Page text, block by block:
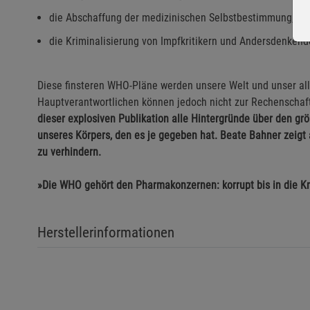
die Abschaffung der medizinischen Selbstbestimmung,
die Kriminalisierung von Impfkritikern und
Diese finsteren WHO-Pläne werden unsere Welt und unser
Hauptverantwortlichen können jedoch nicht zur
dieser explosiven Publikation alle Hintergründe über den
unseres Körpers, den es je gegeben hat. Beate Bahner
zu verhindern.
»Die WHO gehört den Pharmakonzernen: korrupt bis in die
Herstellerinformationen